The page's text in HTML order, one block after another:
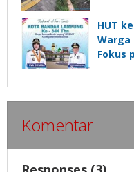
HUT
Warga
Fokus
Komentar